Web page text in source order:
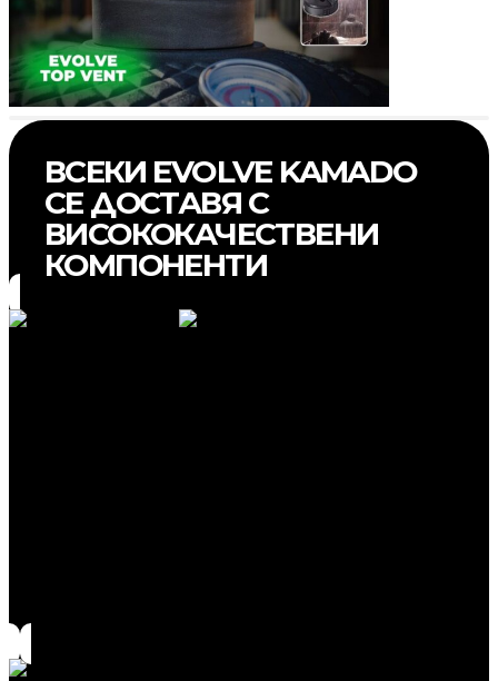
ВСЕКИ EVOLVE KAMADO
СЕ ДОСТАВЯ С
ВИСОКОКАЧЕСТВЕНИ
КОМПОНЕНТИ